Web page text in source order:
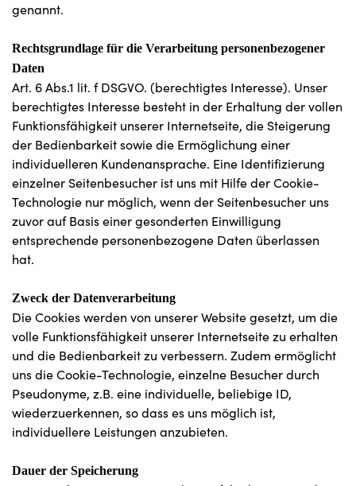
genannt.
Rechtsgrundlage für die Verarbeitung personenbezogener
Daten
Art. 6 Abs.1 lit. f DSGVO. (berechtigtes Interesse). Unser
berechtigtes Interesse besteht in der Erhaltung der vollen
Funktionsfähigkeit unserer Internetseite, die Steigerung
der Bedienbarkeit sowie die Ermöglichung einer
individuelleren Kundenansprache. Eine Identifizierung
einzelner Seitenbesucher ist uns mit Hilfe der Cookie-
Technologie nur möglich, wenn der Seitenbesucher uns
zuvor auf Basis einer gesonderten Einwilligung
entsprechende personenbezogene Daten überlassen
hat.
Zweck der Datenverarbeitung
Die Cookies werden von unserer Website gesetzt, um die
volle Funktionsfähigkeit unserer Internetseite zu erhalten
und die Bedienbarkeit zu verbessern. Zudem ermöglicht
uns die Cookie-Technologie, einzelne Besucher durch
Pseudonyme, z.B. eine individuelle, beliebige ID,
wiederzuerkennen, so dass es uns möglich ist,
individuellere Leistungen anzubieten.
Dauer der Speicherung